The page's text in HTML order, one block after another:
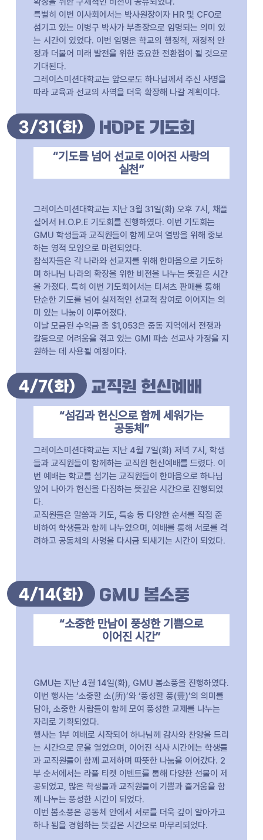
특별히 이번 이사회에서는 박사원장이자 HR 및 CFO로
섬기고 있는 이병구 박사가 부총장으로 임명되는 의미 있
는 시간이 있었다. 이번 임명은 학교의 행정적, 재정적 안
정과 더불어 미래 발전을 위한 중요한 전환점이 될 것으로
기대된다.
그레이스미션대학교는 앞으로도 하나님께서 주신 사명을
따라 교육과 선교의 사역을 더욱 확장해 나갈 계획이다.
3/31 (화) HOPE 기도회
“기도를 넘어 선교로 이어진 사랑의
실천”
그레이스미션대학교는 지난 3월 31일(화) 오후 7시, 채플
실에서 H.O.P.E 기도회를 진행하였다. 이번 기도회는
GMU 학생들과 교직원들이 함께 모여 열방을 위해 중보
하는 영적 모임으로 마련되었다.
참석자들은 각 나라와 선교지를 위해 한마음으로 기도하
며 하나님 나라의 확장을 위한 비전을 나누는 뜻깊은 시간
을 가졌다. 특히 이번 기도회에서는 티셔츠 판매를 통해
단순한 기도를 넘어 실제적인 선교적 참여로 이어지는 의
미 있는 나눔이 이루어졌다.
이날 모금된 수익금 총 $1,053은 중동 지역에서 전쟁과
갈등으로 어려움을 겪고 있는 GMI 파송 선교사 가정을 지
원하는 데 사용될 예정이다.
4/7(화) 교직원 헌신예배
“섬김과 헌신으로 함께 세워가는
공동체”
그레이스미션대학교는 지난 4월 7일(화) 저녁 7시, 학생
들과 교직원들이 함께하는 교직원 헌신예배를 드렸다. 이
번 예배는 학교를 섬기는 교직원들이 한마음으로 하나님
앞에 나아가 헌신을 다짐하는 뜻깊은 시간으로 진행되었
다.
교직원들은 말씀과 기도, 특송 등 다양한 순서를 직접 준
비하여 학생들과 함께 나누었으며, 예배를 통해 서로를 격
려하고 공동체의 사명을 다시금 되새기는 시간이 되었다.
4/14(화) GMU 봄소풍
“소중한 만남이 풍성한 기쁨으로
이어진 시간”
GMU는 지난 4월 14일(화), GMU 봄소풍을 진행하였다.
이번 행사는 ‘소중할 소(所)’와 ‘풍성할 풍(豊)’의 의미를
담아, 소중한 사람들이 함께 모여 풍성한 교제를 나누는
자리로 기획되었다.
행사는 1부 예배로 시작되어 하나님께 감사와 찬양을 드리
는 시간으로 문을 열었으며, 이어진 식사 시간에는 학생들
과 교직원들이 함께 교제하며 따뜻한 나눔을 이어갔다. 2
부 순서에서는 라플 티켓 이벤트를 통해 다양한 선물이 제
공되었고, 많은 학생들과 교직원들이 기쁨과 즐거움을 함
께 나누는 풍성한 시간이 되었다.
이번 봄소풍은 공동체 안에서 서로를 더욱 깊이 알아가고
하나 됨을 경험하는 뜻깊은 시간으로 마무리되었다.